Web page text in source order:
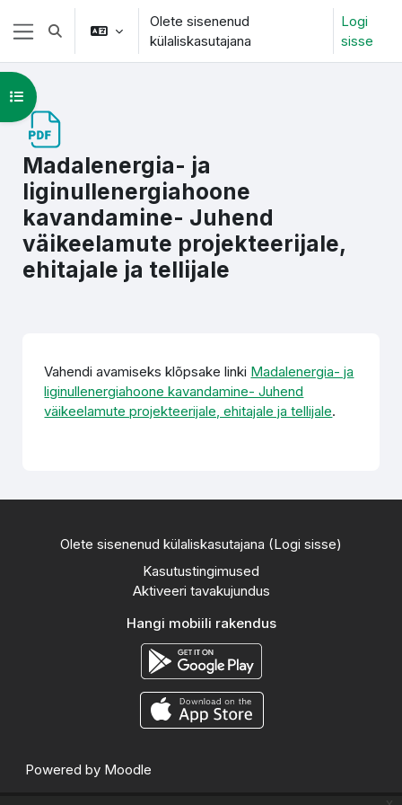
Jäta vahele peasisuni
Küljepaneel
Lülitab otsingu sisendi
Olete sisenenud
külaliskasutajana
Logi
sisse
Madalenergia- ja
liginullenergiahoone
kavandamine- Juhend
väikeelamute projekteerijale,
ehitajale ja tellijale
Ava kursuse sisukord
Vahendi avamiseks klõpsake linki Madalenergia- ja
liginullenergiahoone kavandamine- Juhend
väikeelamute projekteerijale, ehitajale ja tellijale.
Olete sisenenud külaliskasutajana (Logi sisse)
Kasutustingimused
Aktiveeri tavakujundus
Hangi mobiili rakendus
Powered by Moodle